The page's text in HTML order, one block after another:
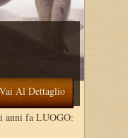
Vai Al Dettaglio
PERIODO:
anni fa LUOGO: